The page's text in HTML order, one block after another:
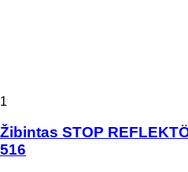
1
Žibintas STOP
516